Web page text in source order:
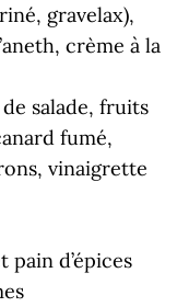
gravelax),
crème à la
salade, fruits
fumé,
vinaigrette
d’épices